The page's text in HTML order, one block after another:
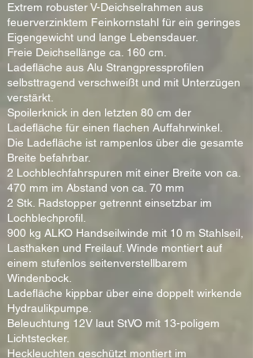
Extrem robuster V-Deichselrahmen aus
feuerverzinktem Feinkornstahl für ein geringes
Eigengewicht und lange Lebensdauer.
Freie Deichsellänge ca. 160 cm.
Ladefläche aus Alu Strangpressprofilen
selbsttragend verschweißt und mit Unterzügen
verstärkt.
Spoilerknick in den letzten 80 cm der
Ladefläche für einen flachen Auffahrwinkel.
Die Ladefläche ist rampenlos über die gesamte
Breite befahrbar.
2 Lochblechfahrspuren mit einer Breite von ca.
470 mm im Abstand von ca. 70 mm
2 Stk. Radstopper getrennt einsetzbar im
Lochblechprofil.
900 kg ALKO Handseilwinde mit 10 m Stahlseil,
Lasthaken und Freilauf. Winde montiert auf
einem stufenlos seitenverstellbarem
Windenbock.
Ladefläche kippbar über eine doppelt wirkende
Hydraulikpumpe.
Beleuchtung 12V laut StVO mit 13-poligem
Lichtstecker.
Heckleuchten geschützt montiert im